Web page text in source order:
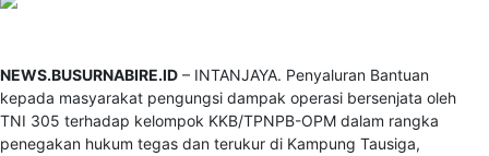
NEWS.BUSURNABIRE.ID – INTANJAYA. Penyaluran Bantuan
kepada masyarakat pengungsi dampak operasi bersenjata oleh
TNI 305 terhadap kelompok KKB/TPNPB-OPM dalam rangka
penegakan hukum tegas dan terukur di Kampung Tausiga,